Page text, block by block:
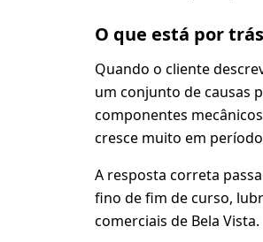
O que está por
Quando o cliente
um conjunto de causas
componentes
cresce muito em
A resposta correta
fino de fim de curso,
comerciais de Bela